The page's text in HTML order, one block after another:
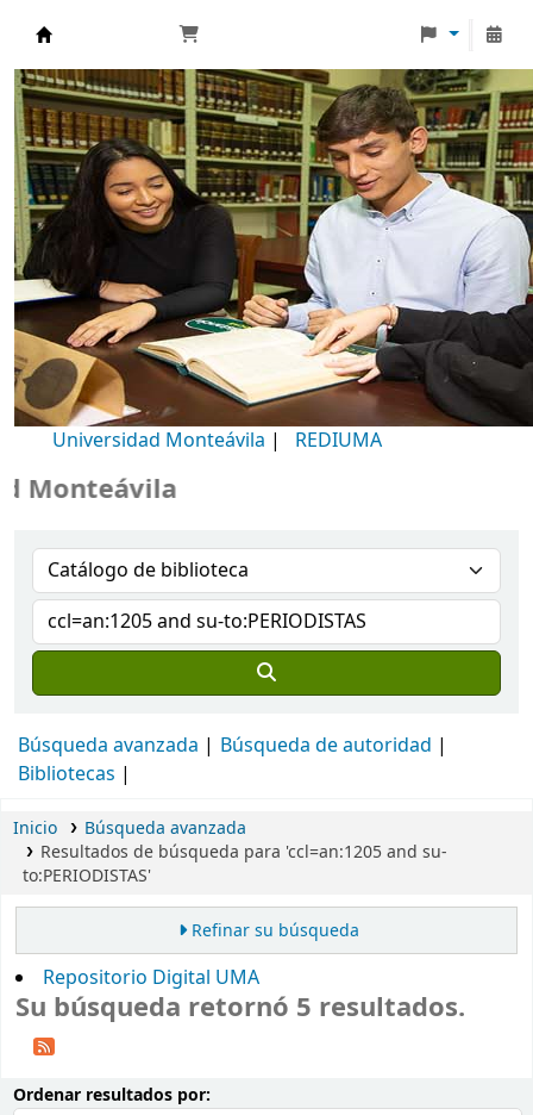
Biblioteca Universidad Monteávila
Universidad Monteávila | REDIUMA
Búsqueda avanzada
Búsqueda de autoridad
Bibliotecas
Inicio
Búsqueda avanzada
Resultados de búsqueda para 'ccl=an:1205 and su-
to:PERIODISTAS'
Refinar su búsqueda
Repositorio Digital UMA
Su búsqueda retornó 5 resultados.
Ordenar resultados por: